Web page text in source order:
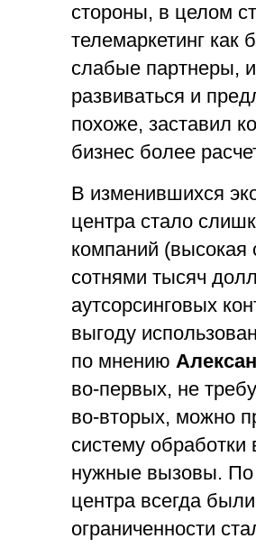
стороны, в целом
телемаркетинг как
слабые партнеры,
развиваться и
похоже, заставил
бизнес более
В изменившихся
центра стало
компаний (высокая
сотнями тысяч
аутсорсинговых
выгоду
по мнению
во-первых, не
во-вторых, можно
систему
нужные вызовы. По
центра всегда
ограниченности